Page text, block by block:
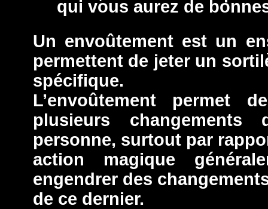
qui vous aurez de
Un envoûtement est un
permettent de jeter un
spécifique.
L’envoûtement permet
plusieurs
personne, surtout par
action magique
engendrer des
de ce dernier.